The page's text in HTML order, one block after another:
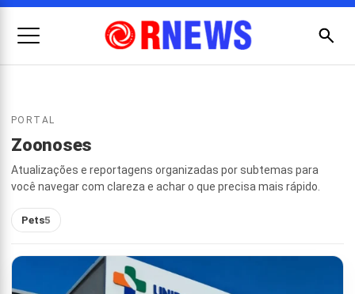
Menu
PORTAL
Zoonoses
Atualizações e reportagens organizadas por subtemas para
você navegar com clareza e achar o que precisa mais rápido.
Pets5